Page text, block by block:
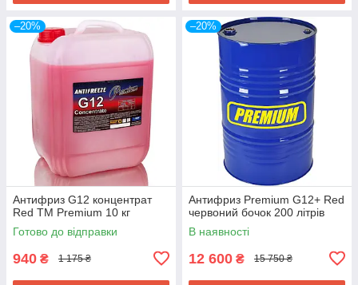
–20%
Антифриз G12 концентрат
Red TM Premium 10 кг
Готово до відправки
940 ₴ 1 175 ₴
–20%
Антифриз Premium G12+ Red
червоний бочок 200 літрів
В наявності
12 600 ₴ 15 750 ₴